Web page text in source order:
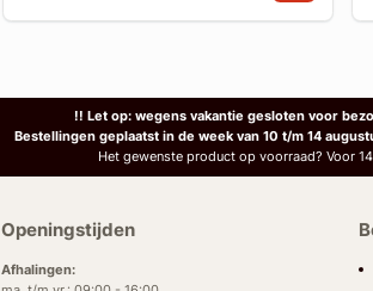
!! Let op: wegens vakantie gesloten voor
Bestellingen geplaatst in de week van 10 t/m 14
Het gewenste product op voorraad? Voor
Openingstijden
Afhalingen: